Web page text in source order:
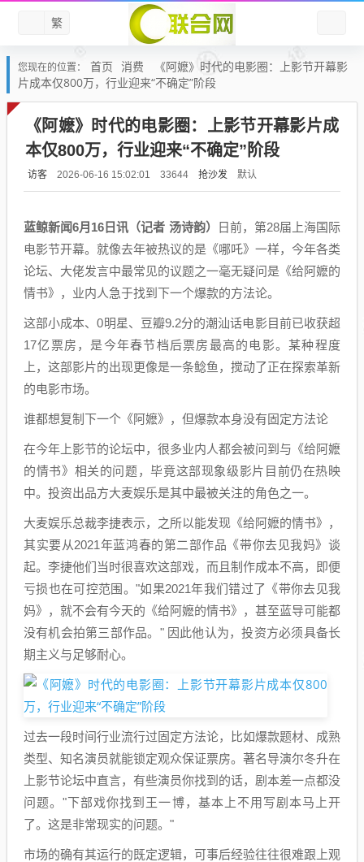
繁
您现在的位置： 首页 消费
《阿嬷》时代的电影圈：上影节开幕影
片成本仅800万，行业迎来“不确定”阶段
《阿嬷》时代的电影圈：上影节开幕影片成
本仅800万，行业迎来“不确定”阶段
访客 2026-06-16 15:02:01 33644 抢沙发 默认
蓝鲸新闻6月16日讯（记者 汤诗韵）
日前，第28届上海国际
电影节开幕。就像去年被热议的是《哪吒》一样，今年各类
论坛、大佬发言中最常见的议题之一毫无疑问是《给阿嬷的
情书》，业内人急于找到下一个爆款的方法论。
这部小成本、0明星、豆瓣9.2分的潮汕话电影目前已收获超
17亿票房，是今年春节档后票房最高的电影。某种程度
上，这部影片的出现更像是一条鲶鱼，搅动了正在探索革新
的电影市场。
谁都想复制下一个《阿嬷》，但爆款本身没有固定方法论
在今年上影节的论坛中，很多业内人都会被问到与《给阿嬷
的情书》相关的问题，毕竟这部现象级影片目前仍在热映
中。投资出品方大麦娱乐是其中最被关注的角色之一。
大麦娱乐总裁李捷表示，之所以能发现《给阿嬷的情书》，
其实要从2021年蓝鸿春的第二部作品《带你去见我妈》谈
起。李捷他们当时很喜欢这部戏，而且制作成本不高，即便
亏损也在可控范围。"如果2021年我们错过了《带你去见我
妈》，就不会有今天的《给阿嬷的情书》，甚至蓝导可能都
没有机会拍第三部作品。" 因此他认为，投资方必须具备长
期主义与足够耐心。
过去一段时间行业流行过固定方法论，比如爆款题材、成熟
类型、知名演员就能锁定观众保证票房。著名导演尔冬升在
上影节论坛中直言，有些演员你找到的话，剧本差一点都没
问题。"下部戏你找到王一博，基本上不用写剧本马上开
了。这是非常现实的问题。"
市场的确有其运行的既定逻辑，可事后经验往往很难跟上观